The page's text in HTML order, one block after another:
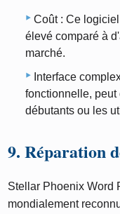
Coût : Ce
élevé comparé à
marché.
Interface
fonctionnelle,
débutants ou les
9. Réparation
Stellar Phoenix Word
mondialement